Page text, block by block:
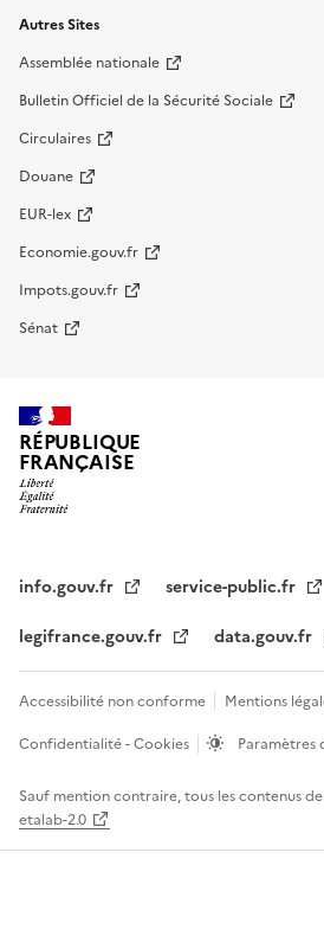
Autres Sites
Assemblée nationale
Bulletin Officiel de la Sécurité Sociale
Circulaires
Douane
EUR-lex
Economie.gouv.fr
Impots.gouv.fr
Sénat
RÉPUBLIQUE
FRANÇAISE
info.gouv.fr
service-public.fr
legifrance.gouv.fr
data.gouv.fr
Accessibilité non conforme Mentions
Confidentialité - Cookies
Paramètres
Sauf mention contraire, tous les contenus
etalab-2.0